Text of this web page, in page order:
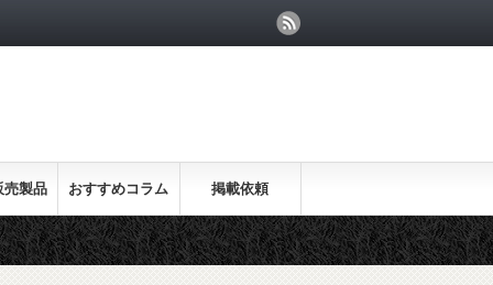
売製品 おすすめコラム 掲載依頼